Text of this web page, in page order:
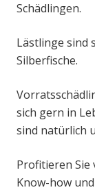
Schädlingen.
Lästlinge sind
Silberfische.
sich gern in
sind natürlich
Profitieren Sie
Know-how